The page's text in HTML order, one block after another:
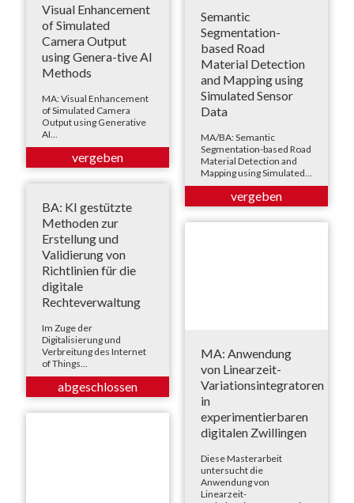
Visual Enhancement
of Simulated
Camera Output
using Genera-tive AI
Methods
MA: Visual Enhancement
of Simulated Camera
Output using Generative
AI...
Semantic
Segmentation-
based Road
Material Detection
and Mapping using
Simulated Sensor
Data
MA/BA: Semantic
Segmentation-based Road
Material Detection and
Mapping using Simulated...
BA: KI gestützte
Methoden zur
Erstellung und
Validierung von
Richtlinien für die
digitale
Rechteverwaltung
Im Zuge der
Digitalisierung und
Verbreitung des Internet
of Things...
MA: Anwendung
von Linearzeit-
Variationsintegratoren
in
experimentierbaren
digitalen Zwillingen
Diese Masterarbeit
untersucht die
Anwendung von
Linearzeit-